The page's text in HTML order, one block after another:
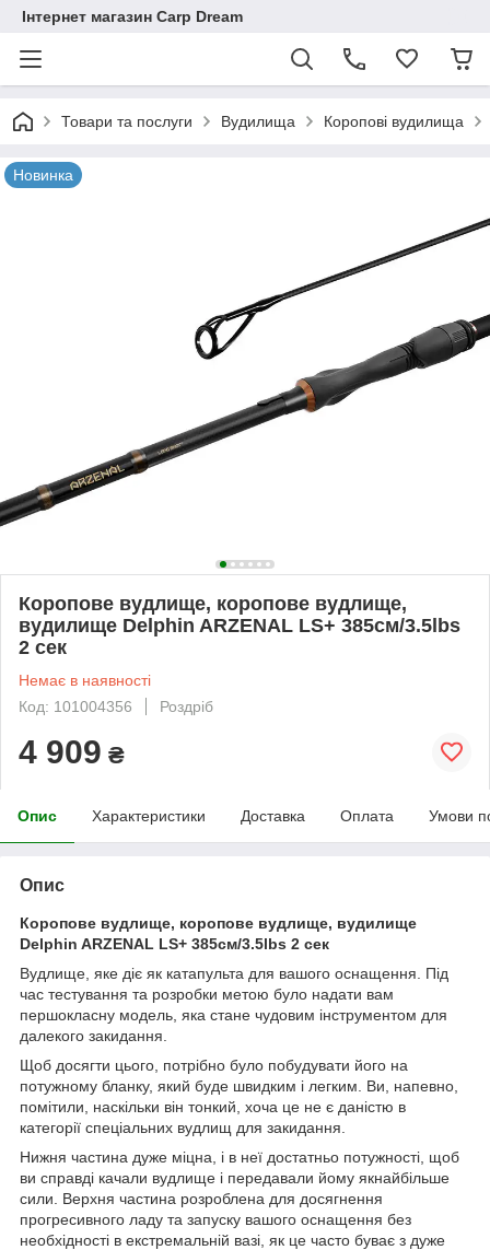
Інтернет магазин Carp Dream
Товари та послуги Вудилища Коропові вудилища
Новинка
Коропове вудлище, коропове вудлище,
вудилище Delphin ARZENAL LS+ 385см/3.5lbs
2 сек
Немає в наявності
Код: 101004356
Роздріб
4 909 ₴
Опис Характеристики Доставка Оплата Умови
Опис
Коропове вудлище, коропове вудлище, вудилище
Delphin ARZENAL LS+ 385см/3.5lbs 2 сек
Вудлище, яке діє як катапульта для вашого оснащення. Під
час тестування та розробки метою було надати вам
першокласну модель, яка стане чудовим інструментом для
далекого закидання.
Щоб досягти цього, потрібно було побудувати його на
потужному бланку, який буде швидким і легким. Ви, напевно,
помітили, наскільки він тонкий, хоча це не є даністю в
категорії спеціальних вудлищ для закидання.
Нижня частина дуже міцна, і в неї достатньо потужності, щоб
ви справді качали вудлище і передавали йому якнайбільше
сили. Верхня частина розроблена для досягнення
прогресивного ладу та запуску вашого оснащення без
необхідності в екстремальній вазі, як це часто буває з дуже